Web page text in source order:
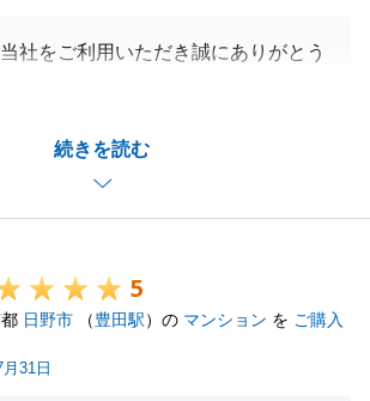
続きを読む
社をご利用いただき誠にありがとう
けができず失礼いたしました。
活かしてまいります。
5
日野市 （豊田駅）の マンション を ご購入
31日